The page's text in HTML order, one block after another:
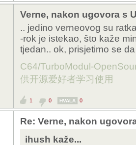
Verne, nakon ugovora s
.. jedino verneovog su
-rok je istekao, što kaže
tjedan.. ok, prisjetimo se
C64/TurboModul-
供开源爱好者学习使用
1 0 HVALA 0
Re: Verne, nakon
ihush kaže...